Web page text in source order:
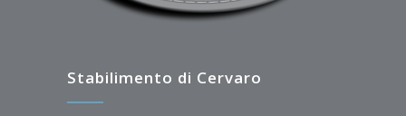
Stabilimento di Cervaro